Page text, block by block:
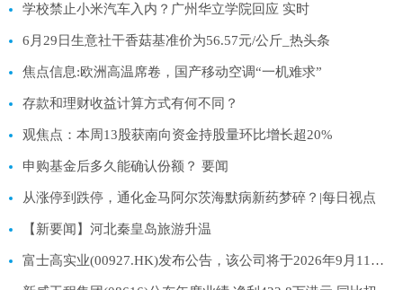
学校禁止小米汽车入内？广州华立学院回应 实时
6月29日生意社干香菇基准价为56.57元/公斤_热头条
焦点信息:欧洲高温席卷，国产移动空调“一机难求”
存款和理财收益计算方式有何不同？
观焦点：本周13股获南向资金持股量环比增长超20%
申购基金后多久能确认份额？ 要闻
从涨停到跌停，通化金马阿尔茨海默病新药梦碎？|每日视点
【新要闻】河北秦皇岛旅游升温
富士高实业(00927.HK)发布公告，该公司将于2026年9月11日派发末期股息每股0.01港元_快播